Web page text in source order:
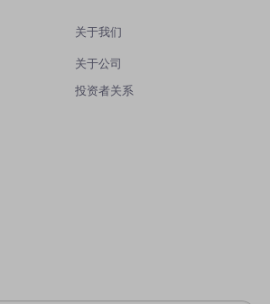
关于我们
关于公司
投资者关系